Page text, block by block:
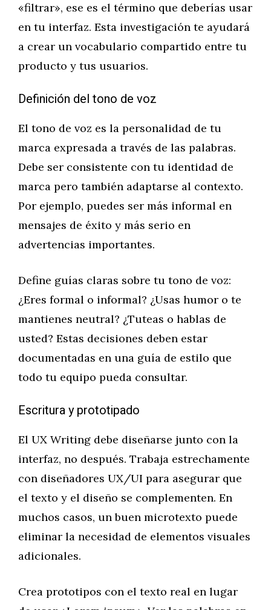
«filtrar», ese es el término que deberías usar
en tu interfaz. Esta investigación te ayudará
a crear un vocabulario compartido entre tu
producto y tus usuarios.
Definición del tono de voz
El tono de voz es la personalidad de tu
marca expresada a través de las palabras.
Debe ser consistente con tu identidad de
marca pero también adaptarse al contexto.
Por ejemplo, puedes ser más informal en
mensajes de éxito y más serio en
advertencias importantes.
Define guías claras sobre tu tono de voz:
¿Eres formal o informal? ¿Usas humor o te
mantienes neutral? ¿Tuteas o hablas de
usted? Estas decisiones deben estar
documentadas en una guía de estilo que
todo tu equipo pueda consultar.
Escritura y prototipado
El UX Writing debe diseñarse junto con la
interfaz, no después. Trabaja estrechamente
con diseñadores UX/UI para asegurar que
el texto y el diseño se complementen. En
muchos casos, un buen microtexto puede
eliminar la necesidad de elementos visuales
adicionales.
Crea prototipos con el texto real en lugar